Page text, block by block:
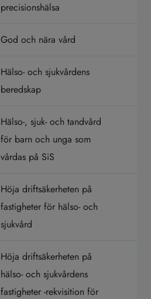
precisionshälsa
God och nära vård
Hälso- och sjukvårdens
beredskap
Hälso-, sjuk- och tandvård
för barn och unga som
vårdas på SiS
Höja driftsäkerheten på
fastigheter för hälso- och
sjukvård
Höja driftsäkerheten på
hälso- och sjukvårdens
fastigheter -rekvisition för